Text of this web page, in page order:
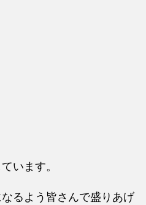
います。
るよう皆さんで盛りあげ